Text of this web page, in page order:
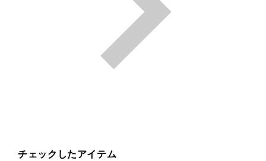
チェックしたアイテム